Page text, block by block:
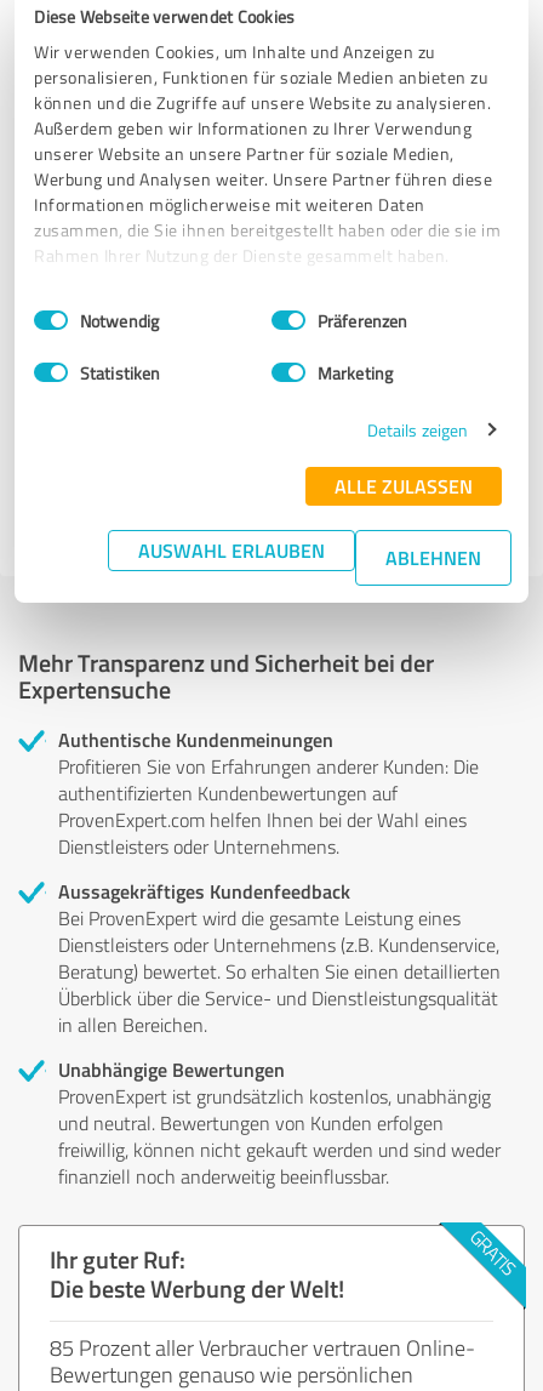
Diese Webseite verwendet Cookies
Wir verwenden Cookies, um Inhalte und Anzeigen zu
personalisieren, Funktionen für soziale Medien anbieten zu
können und die Zugriffe auf unsere Website zu analysieren.
Außerdem geben wir Informationen zu Ihrer Verwendung
unserer Website an unsere Partner für soziale Medien,
Werbung und Analysen weiter. Unsere Partner führen diese
Informationen möglicherweise mit weiteren Daten
zusammen, die Sie ihnen bereitgestellt haben oder die sie im
Rahmen Ihrer Nutzung der Dienste gesammelt haben.
Impressum Datenschutzbestimmungen
Einwilligungsauswahl
Notwendig Präferenzen
Statistiken Marketing
Details zeigen
ALLE ZULASSEN
AUSWAHL ERLAUBEN ABLEHNEN
Tipp: Die passenden Experten finden - mit
dem ExpertCompass
Fordern Sie kostenlos Angebote an, von Dienstleistern in ganz
Deutschland, die von anderen Kunden bereits bewertet und
empfohlen wurden.
28.243 Treffer
Experten anzeigen
Mehr Transparenz und Sicherheit bei der
Expertensuche
Authentische Kundenmeinungen
Profitieren Sie von Erfahrungen anderer Kunden: Die
authentifizierten Kundenbewertungen auf
ProvenExpert.com helfen Ihnen bei der Wahl eines
Dienstleisters oder Unternehmens.
Aussagekräftiges Kundenfeedback
Bei ProvenExpert wird die gesamte Leistung eines
Dienstleisters oder Unternehmens (z.B. Kundenservice,
Beratung) bewertet. So erhalten Sie einen detaillierten
Überblick über die Service- und Dienstleistungsqualität
in allen Bereichen.
Unabhängige Bewertungen
ProvenExpert ist grundsätzlich kostenlos, unabhängig
und neutral. Bewertungen von Kunden erfolgen
freiwillig, können nicht gekauft werden und sind weder
finanziell noch anderweitig beeinflussbar.
Ihr guter Ruf:
Die beste Werbung der Welt!
85 Prozent aller Verbraucher vertrauen Online-
Bewertungen genauso wie persönlichen